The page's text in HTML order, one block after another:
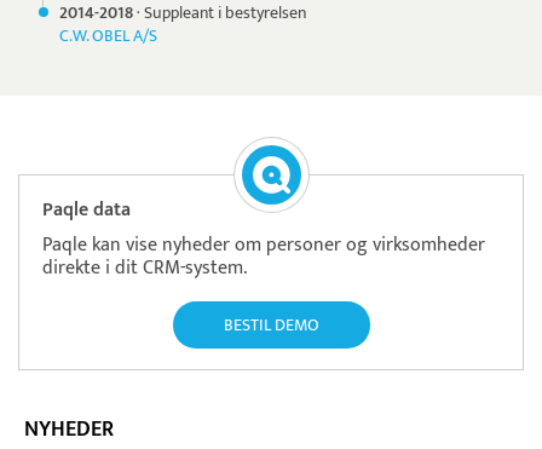
2014-2018·Suppleant i bestyrelsen
C.W. OBEL A/S
Paqle data
Paqle kan vise nyheder om personer og virksomheder
direkte i dit CRM-system.
BESTIL DEMO
NYHEDER